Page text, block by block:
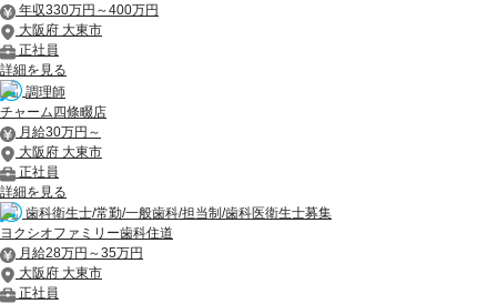
年収330万円～400万円
大阪府 大東市
正社員
詳細を見る
調理師
チャーム四條畷店
月給30万円～
大阪府 大東市
正社員
詳細を見る
歯科衛生士/常勤/一般歯科/担当制/歯科医衛生士募集
ヨクシオファミリー歯科住道
月給28万円～35万円
大阪府 大東市
正社員